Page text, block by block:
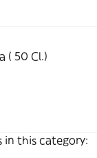
( 50 Cl.)
in this category: